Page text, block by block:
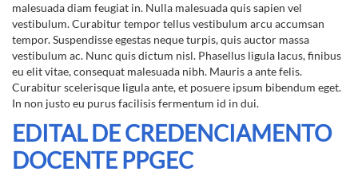
malesuada diam feugiat in. Nulla malesuada quis sapien vel
vestibulum. Curabitur tempor tellus vestibulum arcu accumsan
tempor. Suspendisse egestas neque turpis, quis auctor massa
vestibulum ac. Nunc quis dictum nisl. Phasellus ligula lacus, finibus
eu elit vitae, consequat malesuada nibh. Mauris a ante felis.
Curabitur scelerisque ligula ante, et posuere ipsum bibendum eget.
In non justo eu purus facilisis fermentum id in dui.
EDITAL DE CREDENCIAMENTO
DOCENTE PPGEC